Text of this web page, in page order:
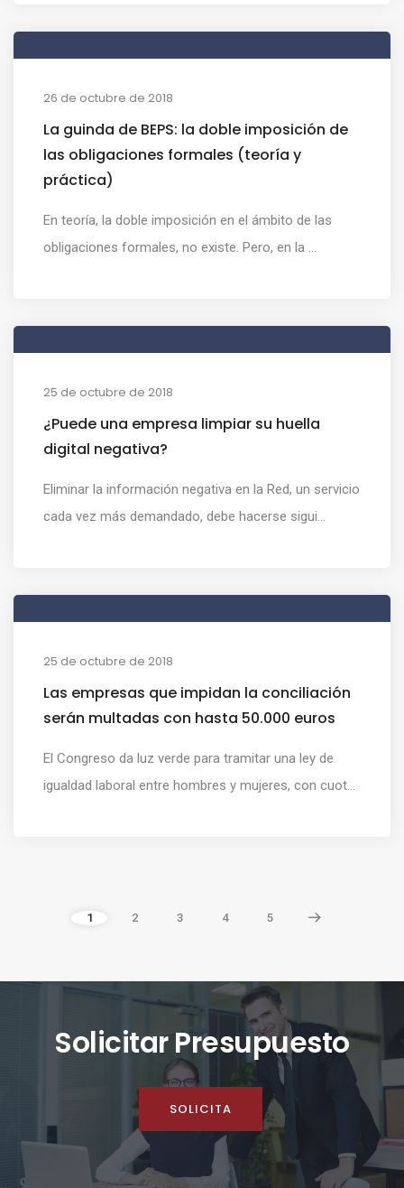
26 de octubre de 2018
La guinda de BEPS: la doble imposición de
las obligaciones formales (teoría y
práctica)
En teoría, la doble imposición en el ámbito de las
obligaciones formales, no existe. Pero, en la ...
25 de octubre de 2018
¿Puede una empresa limpiar su huella
digital negativa?
Eliminar la información negativa en la Red, un servicio
cada vez más demandado, debe hacerse sigui...
25 de octubre de 2018
Las empresas que impidan la conciliación
serán multadas con hasta 50.000 euros
El Congreso da luz verde para tramitar una ley de
igualdad laboral entre hombres y mujeres, con cuot...
1 2 3 4 5
Solicitar Presupuesto
SOLICITA